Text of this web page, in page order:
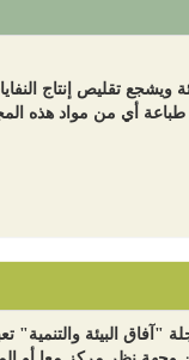
ويشجع تقليص إنتاج
أي من مواد هذه
"آفاق البيئة والتنمية"